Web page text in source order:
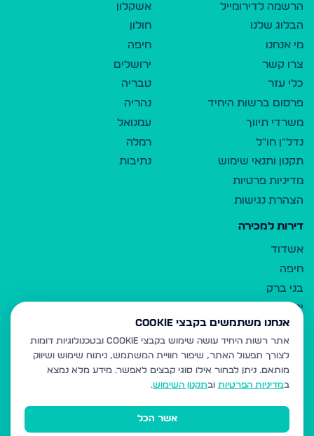
הרשמה לדירומייל
הבלוג שלנו
מי אנחנו
צרו קשר
כלי עזר
פרסום ברשות היחיד
משרדי תיווך
נדל"ן חו"ל
תקנון ותנאי שימוש
מדיניות פרטיות
הצהרת נגישות
אשקלון
חולון
חיפה
ירושלים
טבריה
נהריה
עמנואל
רמלה
נתיבות
דירות למכירה
אשדוד
חיפה
בני ברק
ירושלים
אלעד
גבעת זאב
בית שמש
רכסים
מודיעין עילית
אנחנו משתמשים בקבצי Cookie
אתר רשות היחיד עושה שימוש בקבצי Cookie ובטכנולוגיות דומות
לצורך תפעול האתר, שיפור חוויית המשתמש, ניתוח שימוש ושיווק
מותאם. ניתן לבחור אילו סוגי קבצים לאפשר. מידע מלא נמצא
במדיניות הפרטיות ובתקנון השימוש.
אשר הכל